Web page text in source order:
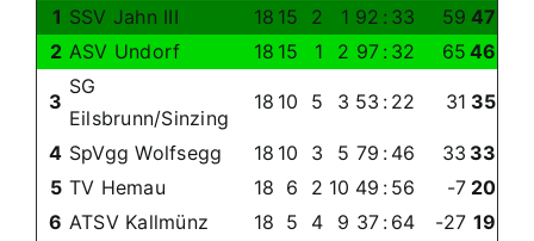
1 SSV Jahn III 18 15 2 1 92 : 33 59 47
2 ASV Undorf 18 15 1 2 97 : 32 65 46
3
SG
Eilsbrunn/Sinzing
18 10 5 3 53 : 22 31 35
4 SpVgg Wolfsegg 18 10 3 5 79 : 46 33 33
5 TV Hemau 18 6 2 10 49 : 56 -7 20
6 ATSV Kallmünz 18 5 4 9 37 : 64 -27 19